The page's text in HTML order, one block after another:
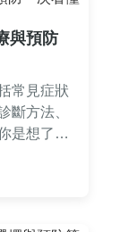
與預防
常見症狀
斷方法、
是想了解